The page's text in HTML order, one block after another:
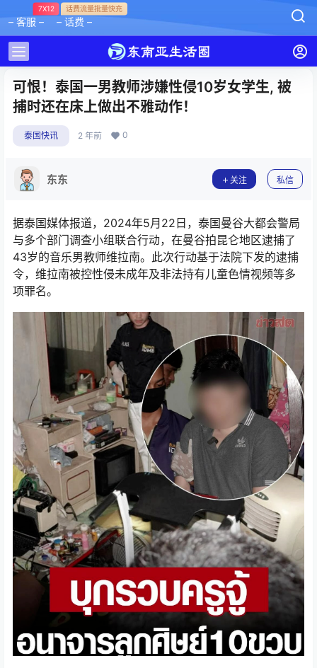
– 客服 –
7X12
– 话费 –
话费流量批量快充
可恨！泰国一男教师涉嫌性侵10岁女学生, 被
捕时还在床上做出不雅动作！
泰国快讯 2 年前 0
东东 关注 私信
据泰国媒体报道，2024年5月22日，泰国曼谷大都会警局
与多个部门调查小组联合行动，在曼谷拍昆仑地区逮捕了
43岁的音乐男教师维拉南。此次行动基于法院下发的逮捕
令，维拉南被控性侵未成年及非法持有儿童色情视频等多
项罪名。